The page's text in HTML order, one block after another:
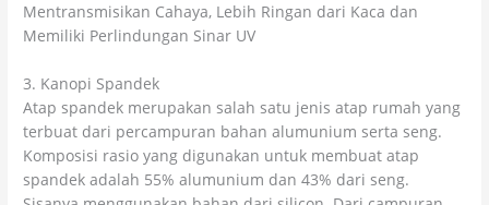
Mentransmisikan Cahaya, Lebih Ringan dari Kaca dan
Memiliki Perlindungan Sinar UV
3. Kanopi Spandek
Atap spandek merupakan salah satu jenis atap rumah yang
terbuat dari percampuran bahan alumunium serta seng.
Komposisi rasio yang digunakan untuk membuat atap
spandek adalah 55% alumunium dan 43% dari seng.